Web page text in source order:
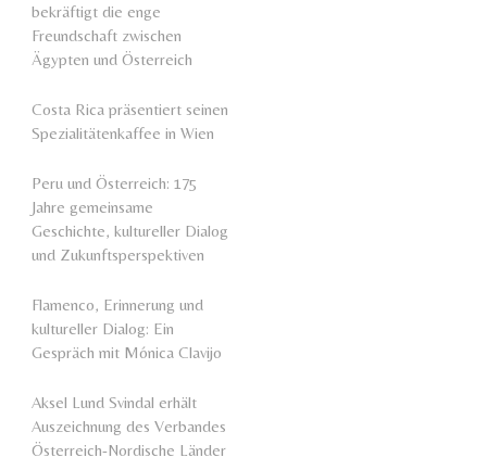
bekräftigt die enge
Freundschaft zwischen
Ägypten und Österreich
Costa Rica präsentiert seinen
Spezialitätenkaffee in Wien
Peru und Österreich: 175
Jahre gemeinsame
Geschichte, kultureller Dialog
und Zukunftsperspektiven
Flamenco, Erinnerung und
kultureller Dialog: Ein
Gespräch mit Mónica Clavijo
Aksel Lund Svindal erhält
Auszeichnung des Verbandes
Österreich-Nordische Länder